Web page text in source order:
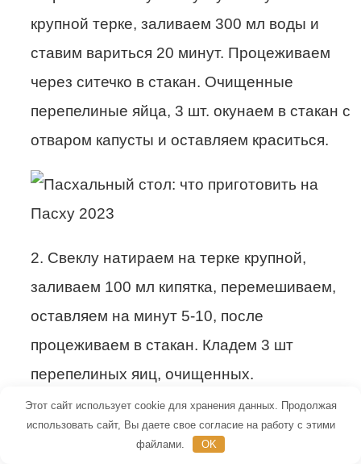
крупной терке, заливаем 300 мл воды и
ставим вариться 20 минут. Процеживаем
через ситечко в стакан. Очищенные
перепелиные яйца, 3 шт. окунаем в стакан с
отваром капусты и оставляем краситься.
2. Свеклу натираем на терке крупной,
заливаем 100 мл кипятка, перемешиваем,
оставляем на минут 5-10, после
процеживаем в стакан. Кладем 3 шт
перепелиных яиц, очищенных.
Этот сайт использует cookie для хранения данных. Продолжая
использовать сайт, Вы даете свое согласие на работу с этими
файлами.
OK